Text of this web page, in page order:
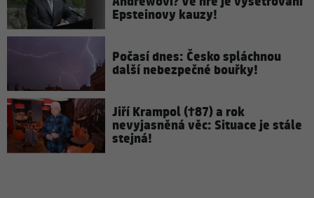
Epsteinovy kauzy!
Počasí dnes: Česko spláchnou
další nebezpečné bouřky!
Jiří Krampol (†87) a rok
nevyjasněná věc: Situace je stále
stejná!